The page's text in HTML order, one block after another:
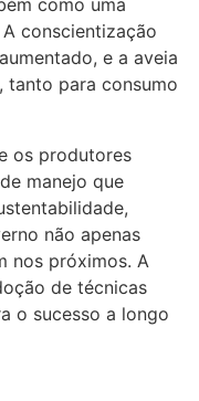
conscientização
e a aveia
tanto para consumo
os produtores
manejo que
não apenas
nos próximos. A
de técnicas
o sucesso a longo